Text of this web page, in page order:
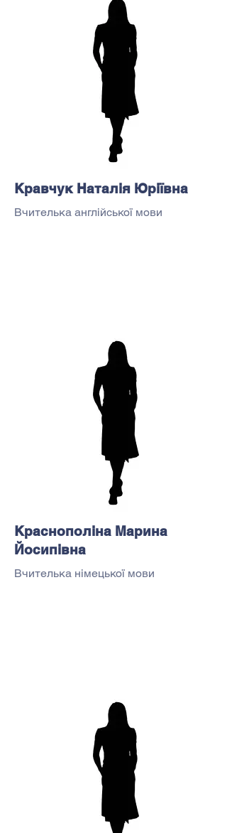
Кравчук Наталія Юріївна
Вчителька англійської мови
Краснополіна Марина
Йосипівна
Вчителька німецької мови